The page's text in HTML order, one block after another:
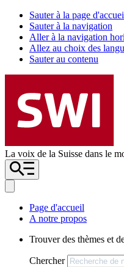
Sauter à la page
Sauter à la navigation
Aller à la navigation
Allez au choix des
Sauter au contenu
La voix de la Suisse dans le
Page d'accueil
A notre propos
Trouver des thèmes et
Chercher